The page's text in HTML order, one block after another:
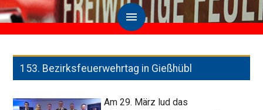
Aktivitäten
153. Bezirksfeuerwehrtag in Gießhübl
Am 29. März lud das